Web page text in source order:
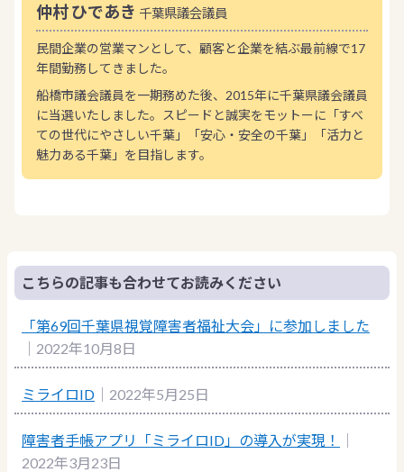
仲村 ひであき 千葉県議会議員
民間企業の営業マンとして、顧客と企業を結ぶ最前線で17
年間勤務してきました。
船橋市議会議員を一期務めた後、2015年に千葉県議会議員
に当選いたしました。スピードと誠実をモットーに「すべ
ての世代にやさしい千葉」「安心・安全の千葉」「活力と
魅力ある千葉」を目指します。
こちらの記事も合わせてお読みください
「第69回千葉県視覚障害者福祉大会」に参加しました
｜2022年10月8日
ミライロID ｜2022年5月25日
障害者手帳アプリ「ミライロID」の導入が実現！
2022年3月23日